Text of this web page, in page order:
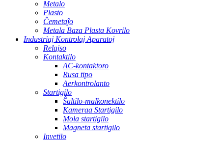
Metalo
Plasto
Ĉemetaĵo
Metala Baza Plasta Kovrilo
Industriaj Kontrolaj Aparatoj
Relajso
Kontaktilo
AC-kontaktoro
Rusa tipo
Aerkontrolanto
Startigilo
Ŝaltilo-malkonektilo
Kameraa Startigilo
Mola startigilo
Magneta startigilo
Invetilo